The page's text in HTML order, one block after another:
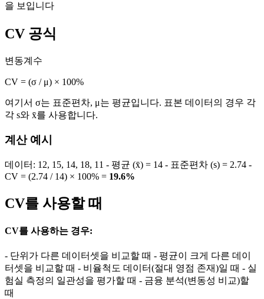
을 보입니다
CV 공식
변동계수
CV = (σ / μ) × 100%
여기서 σ는 표준편차, μ는 평균입니다. 표본 데이터의 경우 각
각 s와 x̄를 사용합니다.
계산 예시
데이터: 12, 15, 14, 18, 11 - 평균 (x̄) = 14 - 표준편차 (s) = 2.74 -
CV = (2.74 / 14) × 100% = 19.6%
CV를 사용할 때
CV를 사용하는 경우:
- 단위가 다른 데이터셋을 비교할 때 - 평균이 크게 다른 데이
터셋을 비교할 때 - 비율척도 데이터(절대 영점 존재)일 때 - 실
험실 측정의 일관성을 평가할 때 - 금융 분석(변동성 비교)할
때